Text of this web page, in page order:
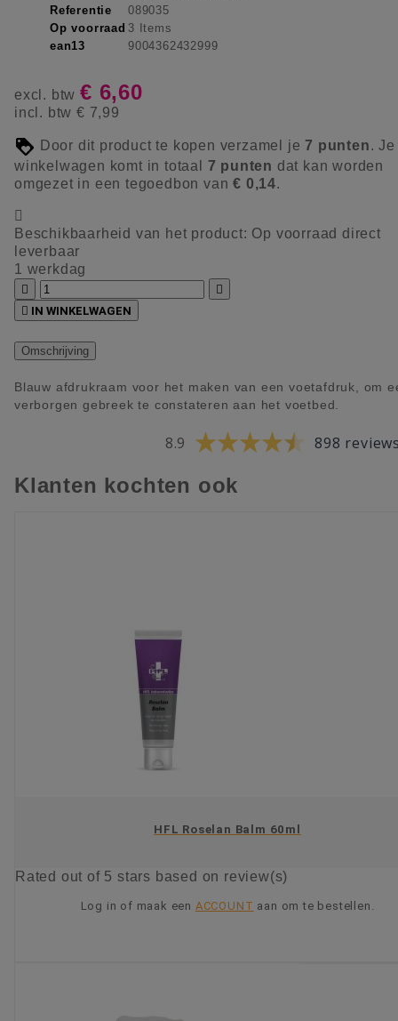
Referentie
089035
Op voorraad 3 Items
ean13
9004362432999
excl. btw € 6,60
incl. btw € 7,99
Door dit product te kopen verzamel je7 punten. Je
winkelwagen komt in totaal 7 punten dat kan worden
omgezet in een tegoedbon van€ 0,14.

Beschikbaarheid van het product: Op voorraad direct
leverbaar
1 werkdag


 IN WINKELWAGEN
Omschrijving
Blauw afdrukraam voor het maken van een voetafdruk, om
verborgen gebreek te constateren aan het voetbed.
8.9 898
Klanten kochten ook
HFL Roselan Balm 60ml
Rated out of 5 stars based on review(s)
Log in of maak een ACCOUNT aan om te bestellen.